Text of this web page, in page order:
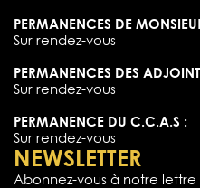
PERMANENCES DE
Sur rendez-vous
PERMANENCES DES
Sur rendez-vous
PERMANENCE DU C.C.A.S :
Sur rendez-vous
NEWSLETTER
Abonnez-vous à notre lettre